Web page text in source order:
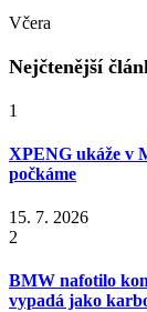
Včera
Nejčtenější
1
XPENG ukáže v
počkáme
15. 7. 2026
2
BMW nafotilo
vypadá jako